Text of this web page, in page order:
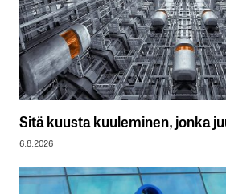
Sitä kuusta kuuleminen, jonka
6.8.2026